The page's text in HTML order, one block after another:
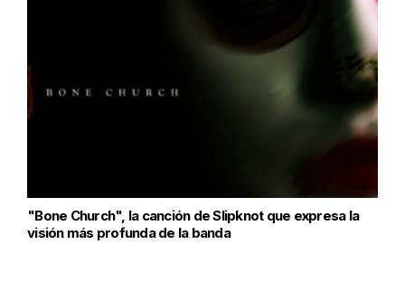
"Bone Church", la canción de Slipknot que expresa la
visión más profunda de la banda